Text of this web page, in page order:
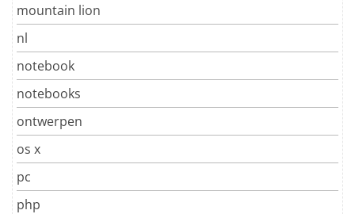
mountain lion
nl
notebook
notebooks
ontwerpen
os x
pc
php